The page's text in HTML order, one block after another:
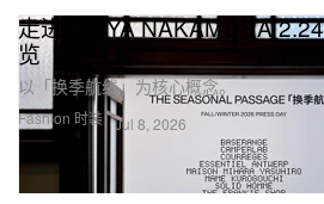
Fashion 时装
走进 SEIYA NAKAMURA
览
以「换季航线」为核心概念。
Jul 8, 2026